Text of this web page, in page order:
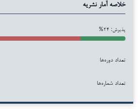
خلاصه آمار نشریه
پذیرش: ۲۴%
تعداد دوره‌ها
تعداد شماره‌ها